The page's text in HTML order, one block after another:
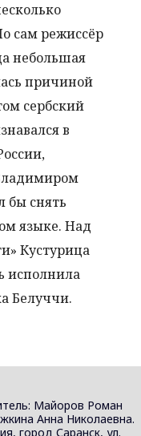
сам режиссёр
небольшая
причиной
сербский
в
бы снять
языке. Над
Кустурица
исполнила
Белуччи.
Майоров Роман
Анна Николаевна.
город Саранск, ул.